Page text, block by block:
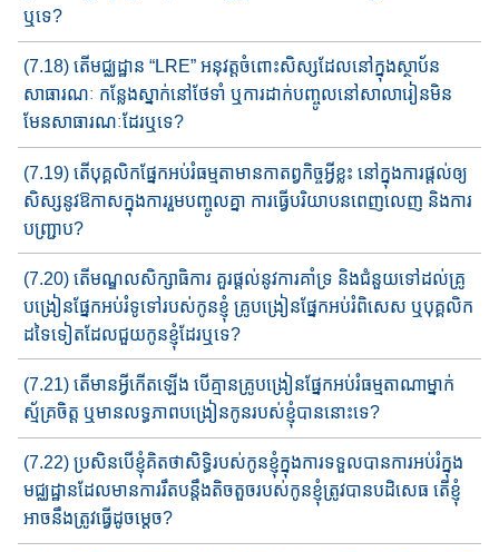
ឬទេ?
(7.18) តើមជ្ឈដ្ឋាន ​“LRE” អនុវត្តចំពោះសិស្សដែលនៅក្នុងស្ថាប័ន
សាធារណៈ កន្លែងស្នាក់នៅថែទាំ​ ឬការដាក់បញ្ចូលនៅសាលារៀន​មិន​
មែន​សាធារណៈដែរឬទេ?
(7.19) តើបុគ្គលិកផ្នែក​អប់រំធម្មតាមានកាតព្វកិច្ចអ្វីខ្លះ នៅក្នុង​​កា​​រផ្ដល់​ឲ្យ​​
សិស្ស​នូវឱកាសក្នុងការរួមបញ្ចូលគ្នា ការធ្វើបរិយាបន​ពេញលេ​ញ និង​ការ
បញ្ជ្រាប?
(7.20) តើមណ្ឌលសិក្សាធិការ គួរ​ផ្ដល់នូវការគាំទ្រ និងជំនួយទៅដល់​គ្រូ
បង្រៀនផ្នែក​អប់រំ​ទូទៅរបស់កូនខ្ញុំ​​ គ្រូ​បង្រៀនផ្នែក​អប់រំពិសេស ឬបុគ្គលិក
ដទៃទៀតដែលជួយកូនខ្ញុំដែរឬទេ?
(7.21) តើមាន​អ្វីកើតឡើង បើគ្មានគ្រូបង្រៀនផ្នែក​អប់រំធម្មតាណាម្នាក់​
ស្ម័គ្រចិត្ត ឬមានលទ្ធភាព​បង្រៀន​កូន​របស់ខ្ញុំបាននោះទេ​​?
(7.22) ប្រសិនបើខ្ញុំគិតថាសិទ្ធិរបស់កូនខ្ញុំក្នុងការទទួលបានការអប់រំ​ក្នុង​​
មជ្ឈដ្ឋានដែល​មានការរឹ​តបន្តឹង​តិចតួចរបស់កូនខ្ញុំត្រូវបានបដិសេធ តើខ្ញុំ
អាចនឹង​ត្រូវ​ធ្វើដូចម្ដេច?